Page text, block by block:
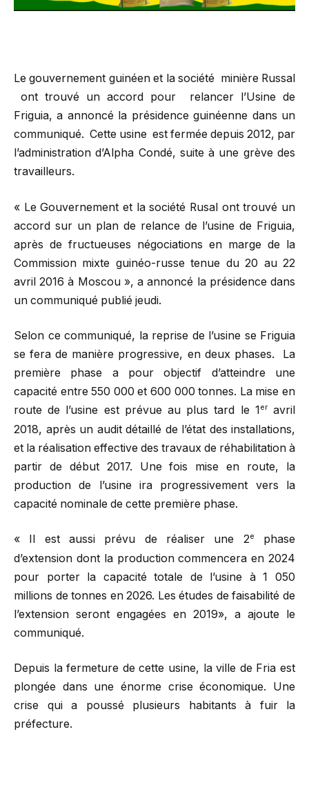
Le gouvernement guinéen et la société minière Russal
ont trouvé un accord pour relancer l’Usine de
Friguia, a annoncé la présidence guinéenne dans un
communiqué. Cette usine est fermée depuis 2012, par
l’administration d’Alpha Condé, suite à une grève des
travailleurs.
« Le Gouvernement et la société Rusal ont trouvé un
accord sur un plan de relance de l’usine de Friguia,
après de fructueuses négociations en marge de la
Commission mixte guinéo-russe tenue du 20 au 22
avril 2016 à Moscou », a annoncé la présidence dans
un communiqué publié jeudi.
Selon ce communiqué, la reprise de l’usine se Friguia
se fera de manière progressive, en deux phases. La
première phase a pour objectif d’atteindre une
capacité entre 550 000 et 600 000 tonnes. La mise en
route de l’usine est prévue au plus tard le 1 eravril
2018, après un audit détaillé de l’état des installations,
et la réalisation effective des travaux de réhabilitation à
partir de début 2017. Une fois mise en route, la
production de l’usine ira progressivement vers la
capacité nominale de cette première phase.
« Il est aussi prévu de réaliser une 2e
phase
d’extension dont la production commencera en 2024
pour porter la capacité totale de l’usine à 1 050
millions de tonnes en 2026. Les études de faisabilité de
l’extension seront engagées en 2019», a ajoute le
communiqué.
Depuis la fermeture de cette usine, la ville de Fria est
plongée dans une énorme crise économique. Une
crise qui a poussé plusieurs habitants à fuir la
préfecture.